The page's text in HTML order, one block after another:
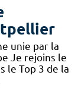
unie par la
Je rejoins le
le Top 3 de la